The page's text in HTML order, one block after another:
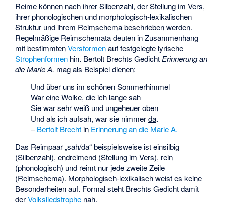
Reime können nach ihrer Silbenzahl, der Stellung im Vers,
ihrer phonologischen und morphologisch-lexikalischen
Struktur und ihrem Reimschema beschrieben werden.
Regelmäßige Reimschemata deuten in Zusammenhang
mit bestimmtenVersformenauf festgelegte lyrische
Strophenformen hin. Bertolt Brechts GedichtErinnerung an
die Marie A. mag als Beispiel dienen:
Und über uns im schönen Sommerhimmel
War eine Wolke, die ich langesah
Sie war sehr weiß und ungeheuer oben
Und als ich aufsah, war sie nimmerda.
–Bertolt Brechtin Erinnerung an die Marie A.
Das Reimpaar „sah/da“ beispielsweise ist einsilbig
(Silbenzahl), endreimend (Stellung im Vers), rein
(phonologisch) und reimt nur jede zweite Zeile
(Reimschema). Morphologisch-lexikalisch weist es keine
Besonderheiten auf. Formal steht Brechts Gedicht damit
derVolksliedstrophe nah.